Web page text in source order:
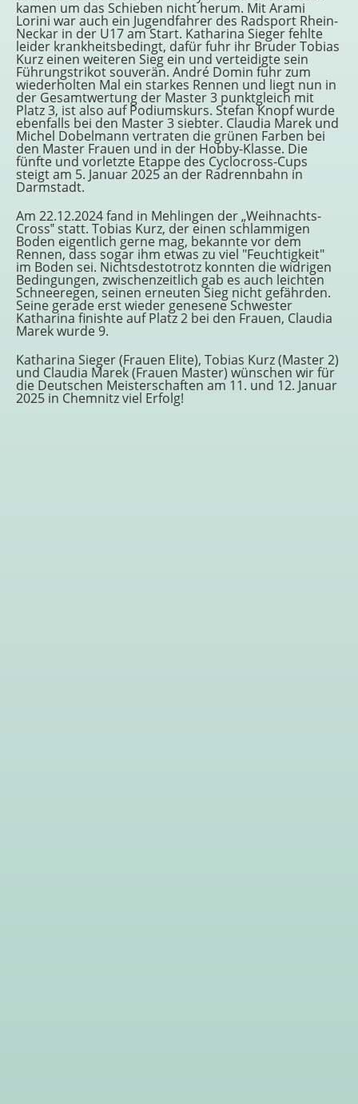
kamen um das Schieben nicht herum. Mit Arami
Lorini war auch ein Jugendfahrer des Radsport Rhein-
Neckar in der U17 am Start. Katharina Sieger fehlte
leider krankheitsbedingt, dafür fuhr ihr Bruder Tobias
Kurz einen weiteren Sieg ein und verteidigte sein
Führungstrikot souverän. André Domin fuhr zum
wiederholten Mal ein starkes Rennen und liegt nun in
der Gesamtwertung der Master 3 punktgleich mit
Platz 3, ist also auf Podiumskurs. Stefan Knopf wurde
ebenfalls bei den Master 3 siebter. Claudia Marek und
Michel Dobelmann vertraten die grünen Farben bei
den Master Frauen und in der Hobby-Klasse. Die
fünfte und vorletzte Etappe des Cyclocross-Cups
steigt am 5. Januar 2025 an der Radrennbahn in
Darmstadt.
Am 22.12.2024 fand in Mehlingen der „Weihnachts-
Cross‟ statt. Tobias Kurz, der einen schlammigen
Boden eigentlich gerne mag, bekannte vor dem
Rennen, dass sogar ihm etwas zu viel "Feuchtigkeit"
im Boden sei. Nichtsdestotrotz konnten die widrigen
Bedingungen, zwischenzeitlich gab es auch leichten
Schneeregen, seinen erneuten Sieg nicht gefährden.
Seine gerade erst wieder genesene Schwester
Katharina finishte auf Platz 2 bei den Frauen, Claudia
Marek wurde 9.
Katharina Sieger (Frauen Elite), Tobias Kurz (Master 2)
und Claudia Marek (Frauen Master) wünschen wir für
die Deutschen Meisterschaften am 11. und 12. Januar
2025 in Chemnitz viel Erfolg!